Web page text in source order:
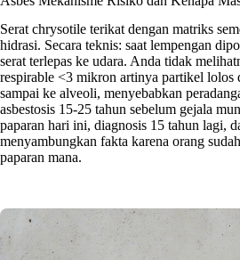
Serat chrysotile terikat dengan matriks
hidrasi. Secara teknis: saat lempengan
serat terlepas ke udara. Anda tidak
respirable <3 mikron artinya partikel lolos
sampai ke alveoli, menyebabkan
asbestosis 15-25 tahun sebelum gejala
paparan hari ini, diagnosis 15 tahun lagi,
menyambungkan fakta karena orang
paparan mana.